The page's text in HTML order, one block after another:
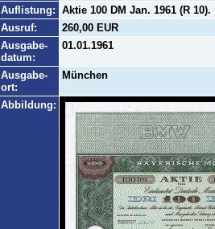
Auflistung: Aktie 100 DM Jan. 1961 (R 10).
Ausruf:
260,00 EUR
Ausgabe-
datum:
01.01.1961
Ausgabe-
ort:
München
Abbildung: